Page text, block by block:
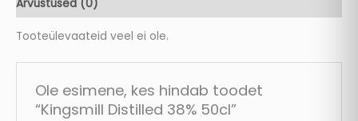
Arvustused (0)
Tooteülevaateid veel ei ole.
Ole esimene, kes hindab toodet
“Kingsmill Distilled 38% 50cl”